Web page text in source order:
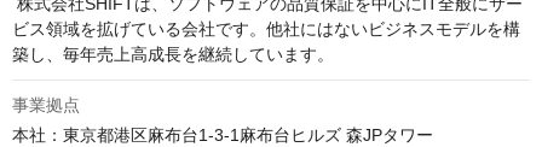
ビス領域を拡げている会社です。他社にはないビジネスモデルを構
築し、毎年売上高成長を継続しています。
事業拠点
本社：東京都港区麻布台1-3-1麻布台ヒルズ 森JPタワー